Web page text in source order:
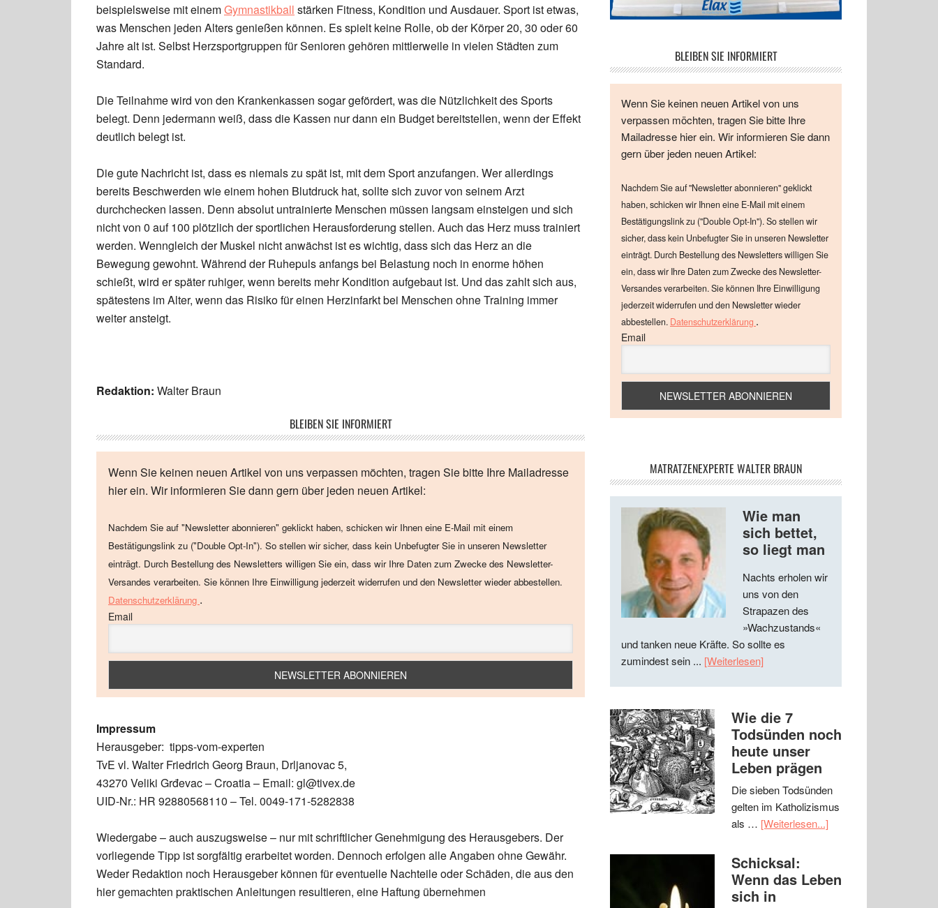
beispielsweise mit einemGymnastikball stärken Fitness, Kondition und Ausdauer. Sport ist etwas,
was Menschen jeden Alters genießen können. Es spielt keine Rolle, ob der Körper 20, 30 oder 60
Jahre alt ist. Selbst Herzsportgruppen für Senioren gehören mittlerweile in vielen Städten zum
Standard.
Die Teilnahme wird von den Krankenkassen sogar gefördert, was die Nützlichkeit des Sports
belegt. Denn jedermann weiß, dass die Kassen nur dann ein Budget bereitstellen, wenn der Effekt
deutlich belegt ist.
Die gute Nachricht ist, dass es niemals zu spät ist, mit dem Sport anzufangen. Wer allerdings
bereits Beschwerden wie einem hohen Blutdruck hat, sollte sich zuvor von seinem Arzt
durchchecken lassen. Denn absolut untrainierte Menschen müssen langsam einsteigen und sich
nicht von 0 auf 100 plötzlich der sportlichen Herausforderung stellen. Auch das Herz muss trainiert
werden. Wenngleich der Muskel nicht anwächst ist es wichtig, dass sich das Herz an die
Bewegung gewohnt. Während der Ruhepuls anfangs bei Belastung noch in enorme höhen
schießt, wird er später ruhiger, wenn bereits mehr Kondition aufgebaut ist. Und das zahlt sich aus,
spätestens im Alter, wenn das Risiko für einen Herzinfarkt bei Menschen ohne Training immer
weiter ansteigt.
Redaktion: Walter Braun
BLEIBEN SIE INFORMIERT
Wenn Sie keinen neuen Artikel von uns verpassen möchten, tragen Sie bitte Ihre Mailadresse
hier ein. Wir informieren Sie dann gern über jeden neuen Artikel:
Nachdem Sie auf "Newsletter abonnieren" geklickt haben, schicken wir Ihnen eine E-Mail mit einem
Bestätigungslink zu ("Double Opt-In"). So stellen wir sicher, dass kein Unbefugter Sie in unseren Newsletter
einträgt. Durch Bestellung des Newsletters willigen Sie ein, dass wir Ihre Daten zum Zwecke des Newsletter-
Versandes verarbeiten. Sie können Ihre Einwilligung jederzeit widerrufen und den Newsletter wieder abbestellen.
Datenschutzerklärung .
Email
Impressum
Herausgeber: tipps-vom-experten
TvE vl. Walter Friedrich Georg Braun, Drljanovac 5,
43270 Veliki Grđevac – Croatia – Email: gl@tivex.de
UID-Nr.: HR 92880568110 – Tel. 0049-171-5282838
Wiedergabe – auch auszugsweise – nur mit schriftlicher Genehmigung des Herausgebers. Der
vorliegende Tipp ist sorgfältig erarbeitet worden. Dennoch erfolgen alle Angaben ohne Gewähr.
Weder Redaktion noch Herausgeber können für eventuelle Nachteile oder Schäden, die aus den
hier gemachten praktischen Anleitungen resultieren, eine Haftung übernehmen
BLEIBEN SIE INFORMIERT
Wenn Sie keinen neuen Artikel von uns
verpassen möchten, tragen Sie bitte Ihre
Mailadresse hier ein. Wir informieren Sie dann
gern über jeden neuen Artikel:
Nachdem Sie auf "Newsletter abonnieren" geklickt
haben, schicken wir Ihnen eine E-Mail mit einem
Bestätigungslink zu ("Double Opt-In"). So stellen wir
sicher, dass kein Unbefugter Sie in unseren Newsletter
einträgt. Durch Bestellung des Newsletters willigen Sie
ein, dass wir Ihre Daten zum Zwecke des Newsletter-
Versandes verarbeiten. Sie können Ihre Einwilligung
jederzeit widerrufen und den Newsletter wieder
abbestellen. Datenschutzerklärung .
Email
MATRATZENEXPERTE WALTER BRAUN
Wie man
sich bettet,
so liegt man
Nachts erholen wir
uns von den
Strapazen des
»Wachzustands«
und tanken neue Kräfte. So sollte es
zumindest sein ... [Weiterlesen]
Wie die 7
Todsünden noch
heute unser
Leben prägen
Die sieben Todsünden
gelten im Katholizismus
als … [Weiterlesen...]
Schicksal:
Wenn das Leben
sich in